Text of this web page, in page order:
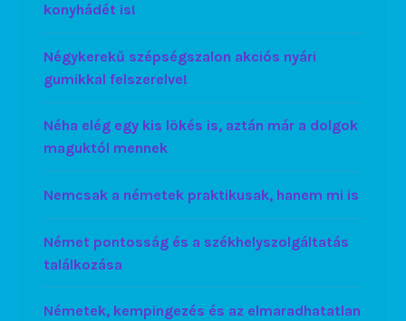
konyhádét is!
Négykerekű szépségszalon akciós nyári
gumikkal felszerelve!
Néha elég egy kis lökés is, aztán már a dolgok
maguktól mennek
Nemcsak a németek praktikusak, hanem mi is
Német pontosság és a székhelyszolgáltatás
találkozása
Németek, kempingezés és az elmaradhatatlan